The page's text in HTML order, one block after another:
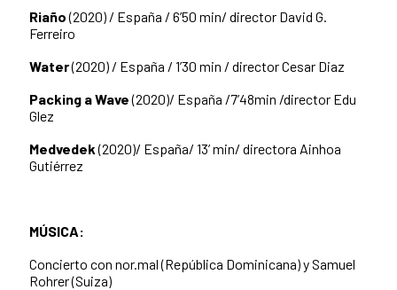
Riaño(2020) / España / 6’50 min/ director David G.
Ferreiro
Water(2020) / España / 1’30 min / director Cesar Diaz
Packing a Wave(2020)/ España /7’48min /director Edu
Glez
Medvedek(2020)/ España/ 13’ min/ directora Ainhoa
Gutiérrez
MÚSICA:
Concierto con nor.mal (República Dominicana) ySamuel
Rohrer (Suiza)